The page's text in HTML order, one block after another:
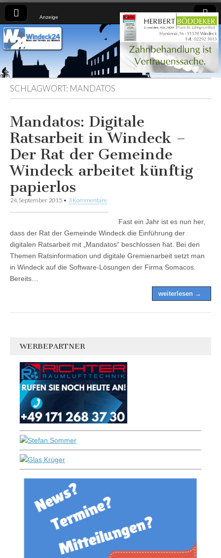
Anzeige
Windeck24
Nachrichten
aus dem
Ländchen
für das
Ländchen
SCHLAGWORT: MANDATOS
Mandatos: Digitale
Ratsarbeit in Windeck –
Der Rat der Gemeinde
Windeck arbeitet künftig
papierlos
24. September 2015 • 3 Kommentare
Fast ein Jahr ist es nun her,
dass der Rat der Gemeinde Windeck die Einführung der
digitalen Ratsarbeit mit „Mandatos“ beschlossen hat. Bei den
Themen Ratsinformation und digitale Gremienarbeit setzt man
in Windeck auf die Software-Lösungen der Firma Somacos.
Bereits…
weiterlesen →
WERBEPARTNER